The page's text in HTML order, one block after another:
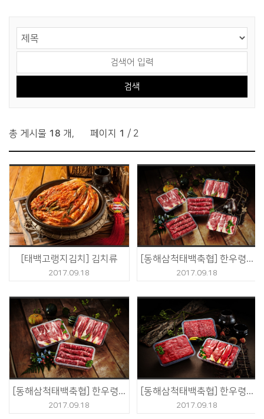
총 게시물 18 개 , 페이지 1 / 2
[태백고랭지김치] 김치류
2017.09.18
[동해삼척태백축협] 한우령 등심2호
2017.09.18
[동해삼척태백축협] 한우령 등심1호
2017.09.18
[동해삼척태백축협] 한우령 종합4호
2017.09.18